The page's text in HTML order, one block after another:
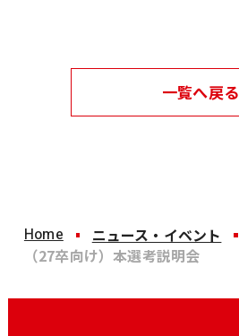
一覧へ戻る
Home
ニュース・イベント
（27卒向け）本選考説明会